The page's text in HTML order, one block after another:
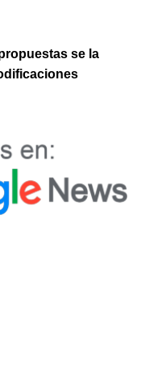
se la